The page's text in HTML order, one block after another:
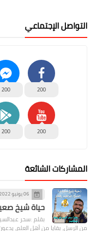
التواصل الإجتماعي
200
200
200
200
المشاركات الشائعة
06 يونيو 2022
حياة شيخ
بقلم :سحر
من الرسل، بقايا من أهل العلم،